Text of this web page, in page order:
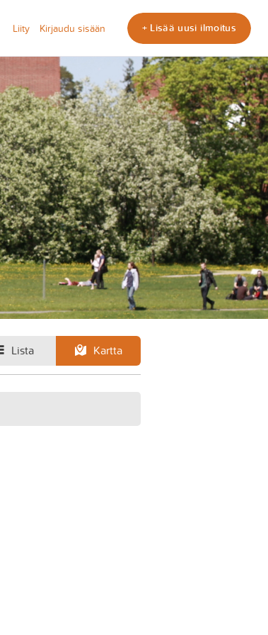
Liity Kirjaudu sisään + Lisää uusi ilmoitus
Lista Kartta